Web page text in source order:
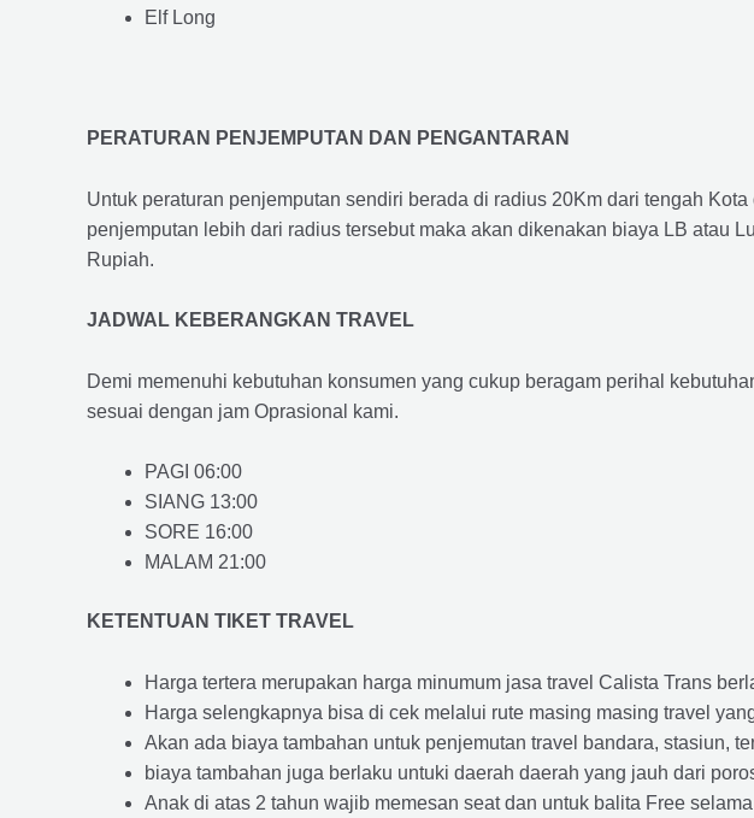
Elf Long
PERATURAN PENJEMPUTAN DAN PENGANTARAN
Untuk peraturan penjemputan sendiri berada di radius 20Km dari tengah
penjemputan lebih dari radius tersebut maka akan dikenakan biaya LB atau
Rupiah.
JADWAL KEBERANGKAN TRAVEL
Demi memenuhi kebutuhan konsumen yang cukup beragam perihal
sesuai dengan jam Oprasional kami.
PAGI 06:00
SIANG 13:00
SORE 16:00
MALAM 21:00
KETENTUAN TIKET TRAVEL
Harga tertera merupakan harga minumum jasa travel Calista Trans
Harga selengkapnya bisa di cek melalui rute masing masing travel
Akan ada biaya tambahan untuk penjemutan travel bandara, stasiun,
biaya tambahan juga berlaku untuki daerah daerah yang jauh dari
Anak di atas 2 tahun wajib memesan seat dan untuk balita Free